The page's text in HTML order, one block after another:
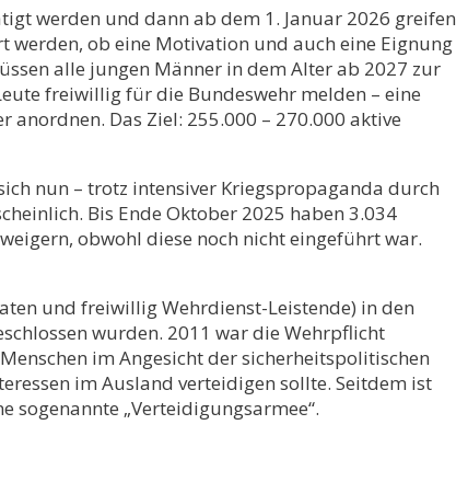
werden und dann ab dem 1. Januar 2026 greifen
werden, ob eine Motivation und auch eine Eignung
alle jungen Männer in dem Alter ab 2027 zur
freiwillig für die Bundeswehr melden – eine
Das Ziel: 255.000 – 270.000 aktive
nun – trotz intensiver Kriegspropaganda durch
Bis Ende Oktober 2025 haben 3.034
obwohl diese noch nicht eingeführt war.
und freiwillig Wehrdienst-Leistende) in den
wurden. 2011 war die Wehrpflicht
im Angesicht der sicherheitspolitischen
im Ausland verteidigen sollte. Seitdem ist
sogenannte „Verteidigungsarmee“.